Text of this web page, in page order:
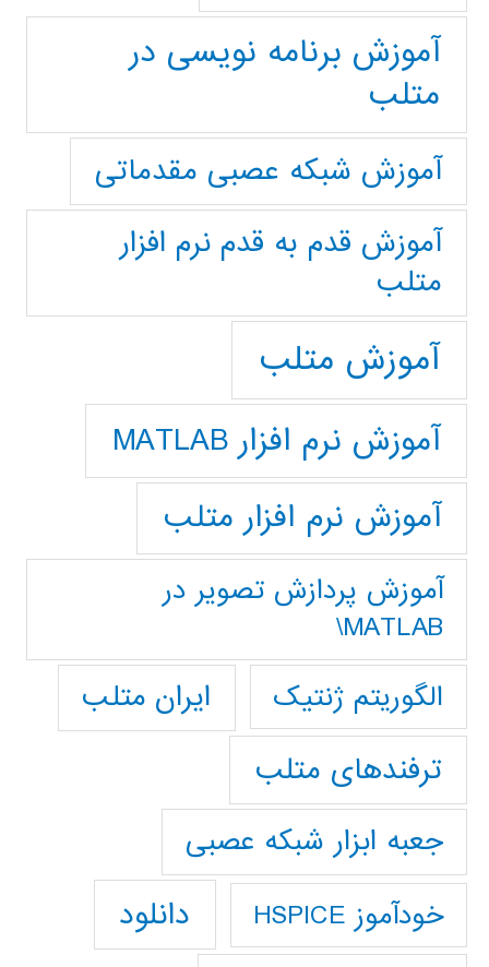
آموزش برنامه نویسی در
متلب
آموزش شبکه عصبی مقدماتی
آموزش قدم به قدم نرم افزار
متلب
آموزش متلب
آموزش نرم افزار MATLAB
آموزش نرم افزار متلب
آموزش پردازش تصوير در
MATLAB\
الگوریتم ژنتیک
ایران متلب
ترفندهای متلب
جعبه ابزار شبکه عصبی
خودآموز HSPICE دانلود